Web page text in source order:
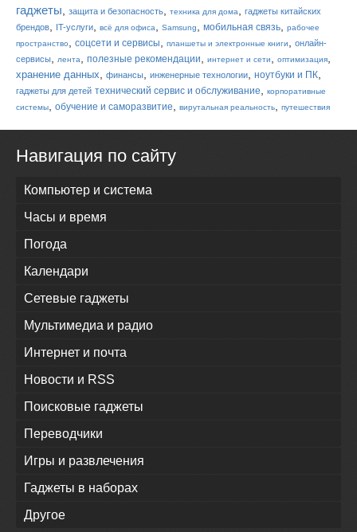
гаджеты
защита и безопасность техника для дома
гаджеты китайских
брендов
IT-услуги всё для офиса Samsung мобильная связь
рабочее
пространство
соцсети и сервисы планшеты и электронные книги
онлайн-
сервисы
лента полезные рекомендации интернет и сети оптимизация
хранение данных финансы инженерные технологии ноутбуки и ПК
гаджеты для детей технический сервис и обслуживание
корпоративные
системы
обучение и саморазвитие вирутальная реальность путешествия
Навигация по сайту
Компьютер и система
Часы и время
Погода
Календари
Сетевые гаджеты
Мультимедиа и радио
Интернет и почта
Новости и RSS
Поисковые гаджеты
Переводчики
Игры и развлечения
Гаджеты в наборах
Другое